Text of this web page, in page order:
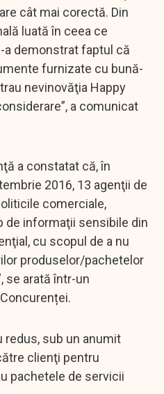
cât mai corectă. Din
luată în ceea ce
a demonstrat faptul că
furnizate cu bună-
nevinovăţia Happy
a comunicat
a constatat că, în
2016, 13 agenţii de
comerciale,
de informaţii sensibile din
cu scopul de a nu
produselor/pachetelor
se arată într-un
redus, sub un anumit
clienţi pentru
pachetele de servicii